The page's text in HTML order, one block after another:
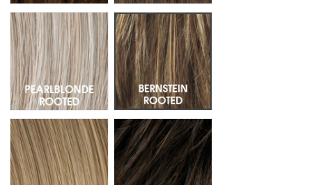
Pearlblonde Rooted - Raiz Oscura 101.14.16
Bernstein Rooted - Raiz oscura
Caramel Mix - Mechas 26.19.20Espresso Mix - Mechas 4.6.2